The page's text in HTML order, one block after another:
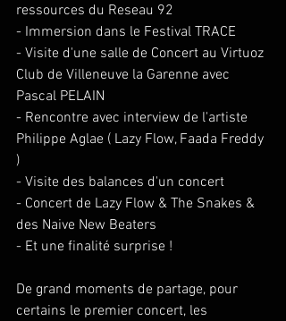
ressources du Reseau 92
- Immersion dans le Festival TRACE
- Visite d'une salle de Concert au Virtuoz
Club de Villeneuve la Garenne avec
Pascal PELAIN
- Rencontre avec interview de l'artiste
Philippe Aglae ( Lazy Flow, Faada Freddy
)
- Visite des balances d'un concert
- Concert de Lazy Flow & The Snakes &
des Naive New Beaters
- Et une finalité surprise !
De grand moments de partage, pour
certains le premier concert, les